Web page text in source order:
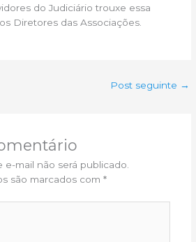
do Judiciário trouxe essa
Diretores das Associações.
Post seguinte →
mail não será publicado.
são marcados com *